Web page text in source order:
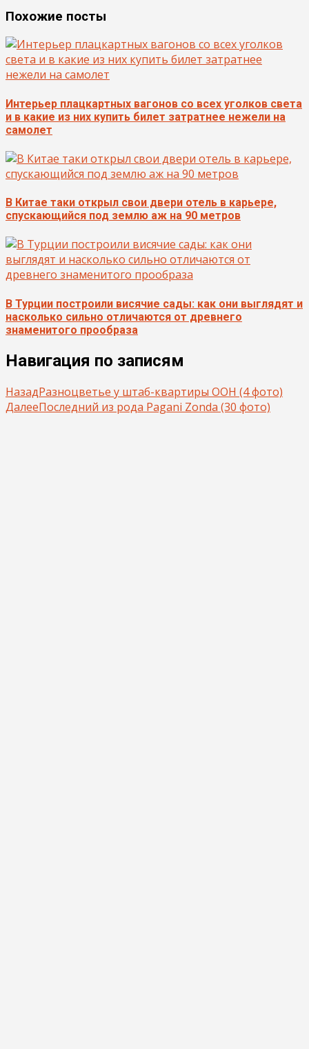
Похожие посты
Интерьер плацкартных вагонов со всех уголков света
и в какие из них купить билет затратнее нежели на
самолет
В Китае таки открыл свои двери отель в карьере,
спускающийся под землю аж на 90 метров
В Турции построили висячие сады: как они выглядят и
насколько сильно отличаются от древнего
знаменитого прообраза
Навигация по записям
НазадРазноцветье у штаб-квартиры ООН (4 фото)
ДалееПоследний из рода Pagani Zonda (30 фото)